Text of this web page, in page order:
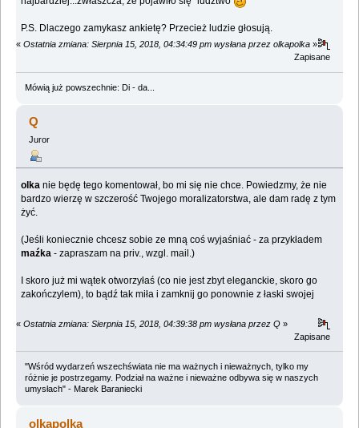
P.S. Dlaczego zamykasz ankietę? Przecież ludzie głosują.
« Ostatnia zmiana: Sierpnia 15, 2018, 04:34:49 pm wysłana przez olkapolka »
Zapisane
Mówią już powszechnie: Di - da...
Q
Juror
olka nie będę tego komentował, bo mi się nie chce. Powiedzmy, że nie
bardzo wierzę w szczerość Twojego moralizatorstwa, ale dam radę z tym
żyć.
(Jeśli koniecznie chcesz sobie ze mną coś wyjaśniać - za przykładem
maźka - zapraszam na priv., wzgl. mail.)
I skoro już mi wątek otworzyłaś (co nie jest zbyt eleganckie, skoro go
zakończylem), to bądź tak miła i zamknij go ponownie z łaski swojej
« Ostatnia zmiana: Sierpnia 15, 2018, 04:39:38 pm wysłana przez Q »
Zapisane
"Wśród wydarzeń wszechświata nie ma ważnych i nieważnych, tylko my
różnie je postrzegamy. Podział na ważne i nieważne odbywa się w naszych
umysłach" - Marek Baraniecki
olkapolka